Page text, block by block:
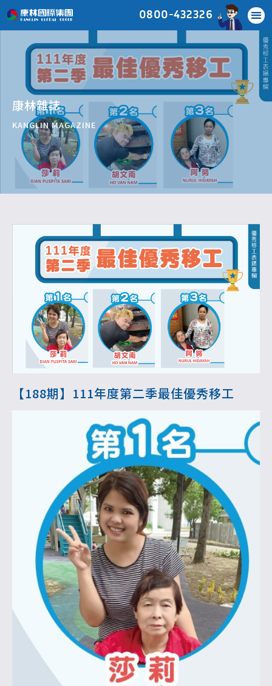
0800-432326
康林雜誌
KANGLIN MAGAZINE
【188期】111年度第二季最佳優秀移工